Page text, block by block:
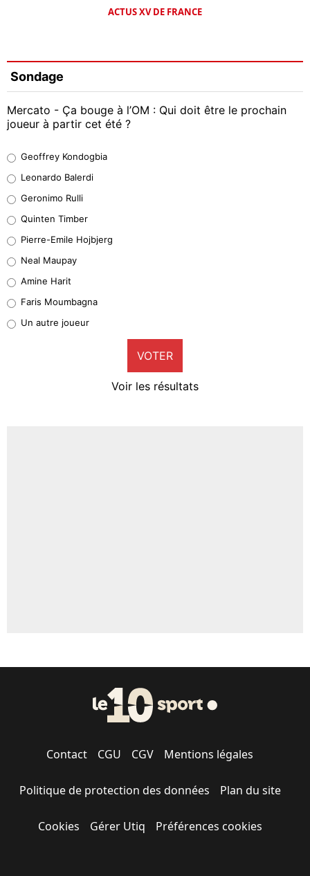
ACTUS XV DE FRANCE
Sondage
Mercato - Ça bouge à l’OM : Qui doit être le prochain
joueur à partir cet été ?
38%
32%
5%
1%
9%
Geoffrey Kondogbia
Leonardo Balerdi
Geronimo Rulli
Quinten Timber
Pierre-Emile Hojbjerg
Neal Maupay
Amine Harit
Faris Moumbagna
Un autre joueur
VOTER
Voir les résultats
Contact CGU CGV Mentions légales
Politique de protection des données Plan du site
Cookies Gérer Utiq Préférences cookies